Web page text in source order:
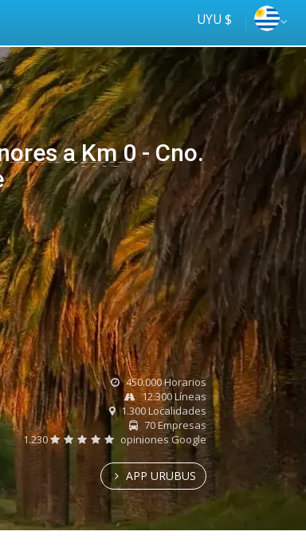
UYU $
a Km 0 - Cno.
online
Tus
ómnibus
450.000 Horarios
12.300 Líneas
1.300 Localidades
70 Empresas
1.230
opiniones Google
APP URUBUS